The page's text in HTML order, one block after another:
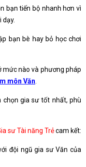
bạn tiến bộ nhanh hơn vì
bạn bè hay bỏ học chơi
mức nào và phương pháp
môn Văn
chọn gia sư tốt nhất, phù
sư Tài năng Trẻcam kết:
đội ngũ gia sư Văn của